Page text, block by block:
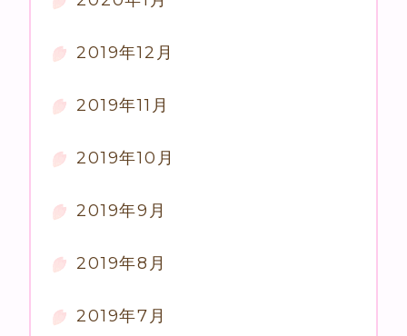
2019年12月
2019年11月
2019年10月
2019年9月
2019年8月
2019年7月